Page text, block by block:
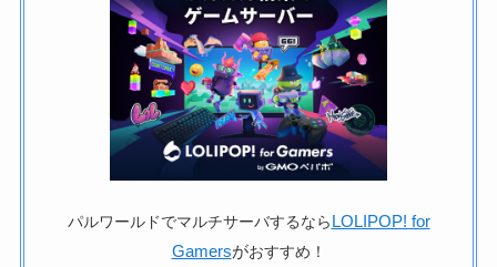
パルワールドでマルチサーバするなら LOLIPOP! for
Gamersがおすすめ！